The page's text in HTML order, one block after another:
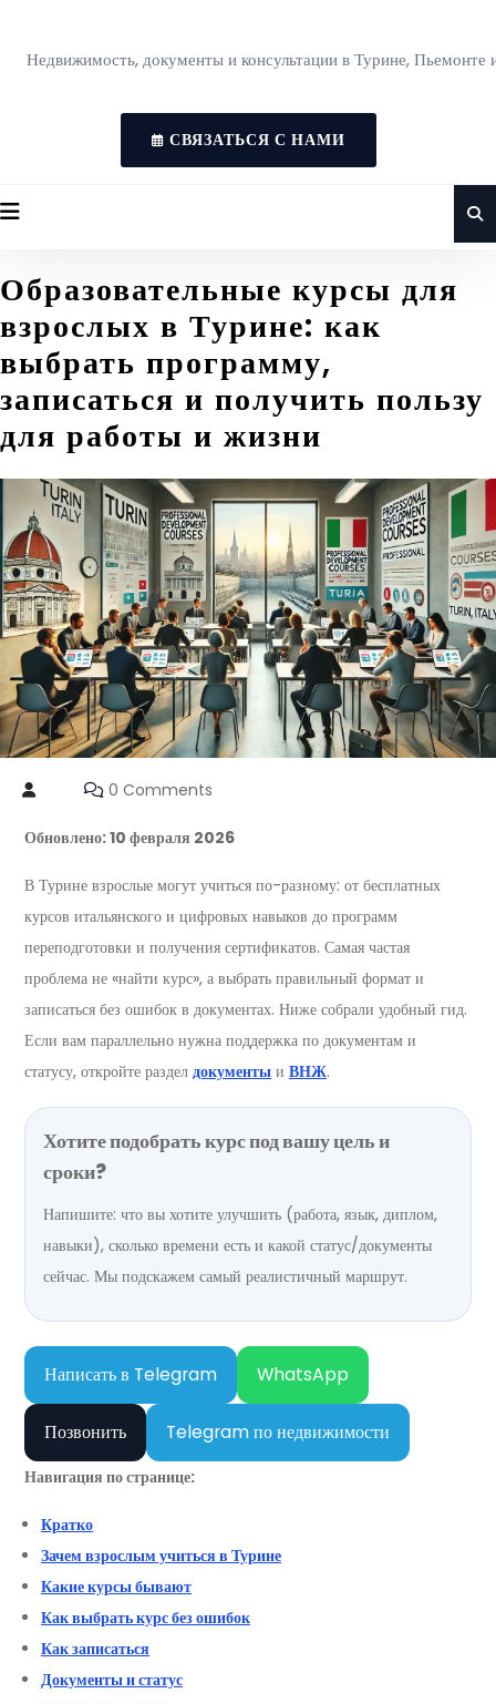
Недвижимость, документы и консультации в Турине, Пьемонте
СВЯЗАТЬСЯ С НАМИ
Образовательные курсы для
взрослых в Турине: как
выбрать программу,
записаться и получить пользу
для работы и жизни
0 Comments
Обновлено: 10 февраля 2026
В Турине взрослые могут учиться по-разному: от бесплатных
курсов итальянского и цифровых навыков до программ
переподготовки и получения сертификатов. Самая частая
проблема не «найти курс», а выбрать правильный формат и
записаться без ошибок в документах. Ниже собрали удобный гид.
Если вам параллельно нужна поддержка по документам и
статусу, откройте раздел документы и ВНЖ.
Хотите подобрать курс под вашу цель и
сроки?
Напишите: что вы хотите улучшить (работа, язык, диплом,
навыки), сколько времени есть и какой статус/документы
сейчас. Мы подскажем самый реалистичный маршрут.
Написать в Telegram WhatsApp
Позвонить Telegram по недвижимости
Навигация по странице:
Кратко
Зачем взрослым учиться в Турине
Какие курсы бывают
Как выбрать курс без ошибок
Как записаться
Документы и статус